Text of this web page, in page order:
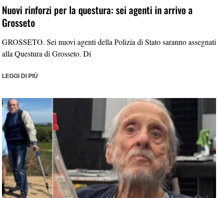
Nuovi rinforzi per la questura: sei agenti in arrivo a
Grosseto
GROSSETO. Sei nuovi agenti della Polizia di Stato saranno assegnati
alla Questura di Grosseto. Di
LEGGI DI PIÙ